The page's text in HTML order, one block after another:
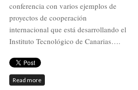
conferencia con varios ejemplos de
proyectos de cooperación
internacional que está desarrollando el
Instituto Tecnológico de Canarias….
Read more